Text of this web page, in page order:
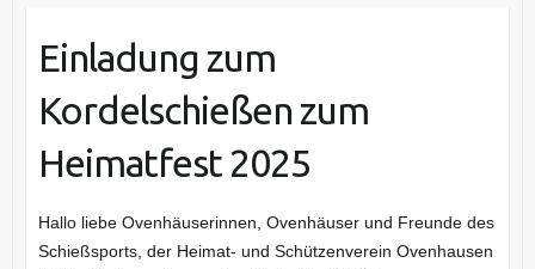
Einladung zum
Kordelschießen zum
Heimatfest 2025
Hallo liebe Ovenhäuserinnen, Ovenhäuser und Freunde des
Schießsports, der Heimat- und Schützenverein Ovenhausen